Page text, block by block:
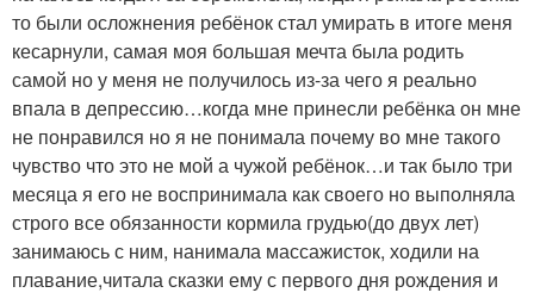
то были осложнения ребёнок стал умирать в итоге меня
кесарнули, самая моя большая мечта была родить
самой но у меня не получилось из-за чего я реально
впала в депрессию…когда мне принесли ребёнка он мне
не понравился но я не понимала почему во мне такого
чувство что это не мой а чужой ребёнок…и так было три
месяца я его не воспринимала как своего но выполняла
строго все обязанности кормила грудью(до двух лет)
занимаюсь с ним, нанимала массажисток, ходили на
плавание,читала сказки ему с первого дня рождения и